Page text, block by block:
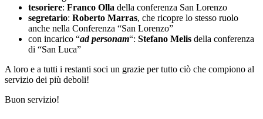
tesoriere: Franco Olla della conferenza San Lorenzo
segretario: Roberto Marras, che ricopre lo stesso ruolo
anche nella Conferenza “San Lorenzo”
con incarico “ad personam“: Stefano Melis della conferenza
di “San Luca”
A loro e a tutti i restanti soci un grazie per tutto ciò che compiono al
servizio dei più deboli!
Buon servizio!